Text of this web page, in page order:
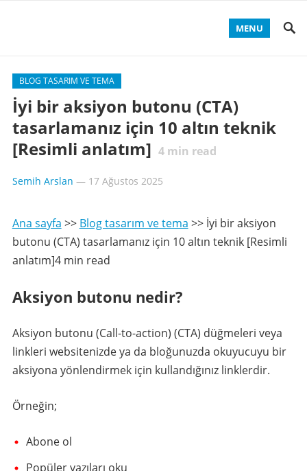
MENU
BLOG TASARIM VE TEMA
İyi bir aksiyon butonu (CTA)
tasarlamanız için 10 altın teknik
[Resimli anlatım] 4min read
Semih Arslan — 17 Ağustos 2025
Ana sayfa >> Blog tasarım ve tema >> İyi bir aksiyon
butonu (CTA) tasarlamanız için 10 altın teknik [Resimli
anlatım]4 min read
Aksiyon butonu nedir?
Aksiyon butonu (Call-to-action) (CTA) düğmeleri veya
linkleri websitenizde ya da bloğunuzda okuyucuyu bir
aksiyona yönlendirmek için kullandığınız linklerdir.
Örneğin;
Abone ol
Popüler yazıları oku